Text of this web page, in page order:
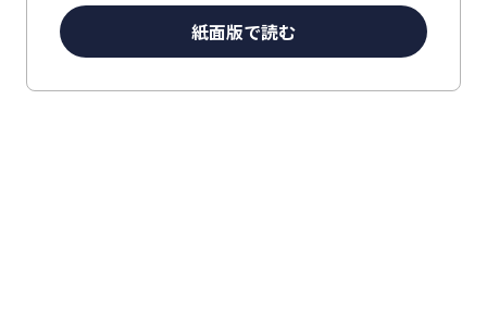
紙面版で読む